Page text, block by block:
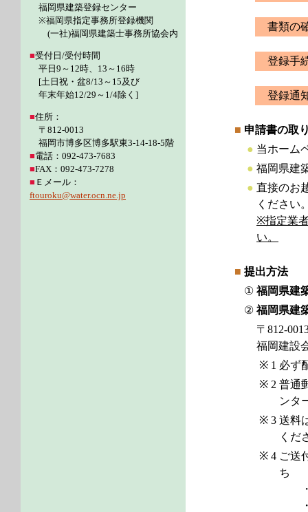
福岡県建築登録センター
※福岡県指定事務所登録機関
(一社)福岡県建築士事務所協会内
■受付日/受付時間
平日9～12時、13～16時
[土日祝・盆8/13～15及び
年末年始12/29～1/4除く]
■住所：
〒812-0013
福岡市博多区博多駅東3-14-18-5階
■電話：092-473-7683
■FAX：092-473-7278
■ Ｅメール：
ftouroku@water.ocn.ne.jp
書類の
登録手
登録通
■ 申請書の取
● 当ホーム
● 福岡県建
● 直接のお
ください
※指定業
い。
■ 提出方法
① 福岡県建
② 福岡県建
〒812-
福岡建設
※ 1 必ず
※ 2 普通
ンタ
※ 3 送料
くだ
※ 4 ご送
ち